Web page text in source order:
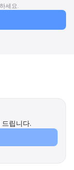
세요.
립니다.